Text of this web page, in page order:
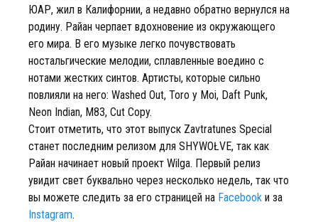
ЮАР, жил в Калифорнии, а недавно обратно вернулся на
родину. Райан черпает вдохновение из окружающего
его мира. В его музыке легко почувствовать
ностальгические мелодии, сплавленные воедино с
нотами жестких синтов. Артисты, которые сильно
повлияли на него: Washed Out, Toro y Moi, Daft Punk,
Neon Indian, M83, Cut Copy.
Стоит отметить, что этот выпуск Zavtratunes Special
станет последним релизом для SHYWOŁVE, так как
Райан начинает новый проект Wilga. Первый релиз
увидит свет буквально через несколько недель, так что
вы можете следить за его страницей на Facebook и за
Instagram.